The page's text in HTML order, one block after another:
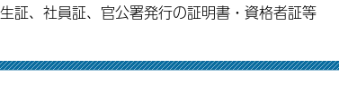
証、社員証、官公署発行の証明書・資格者証等